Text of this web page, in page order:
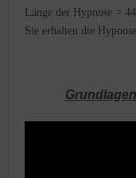
Länge der Hypnose =
Sie erhalten die